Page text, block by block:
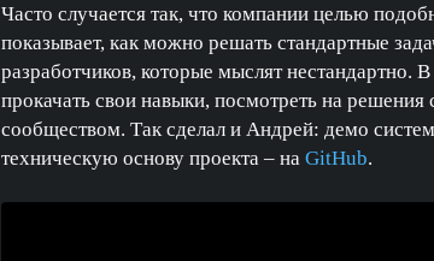
Часто случается так, что компании целью
показывает, как можно решать стандартные
разработчиков, которые мыслят нестандартно.
прокачать свои навыки, посмотреть на
сообществом. Так сделал и Андрей: демо
техническую основу проекта – наGitHub.